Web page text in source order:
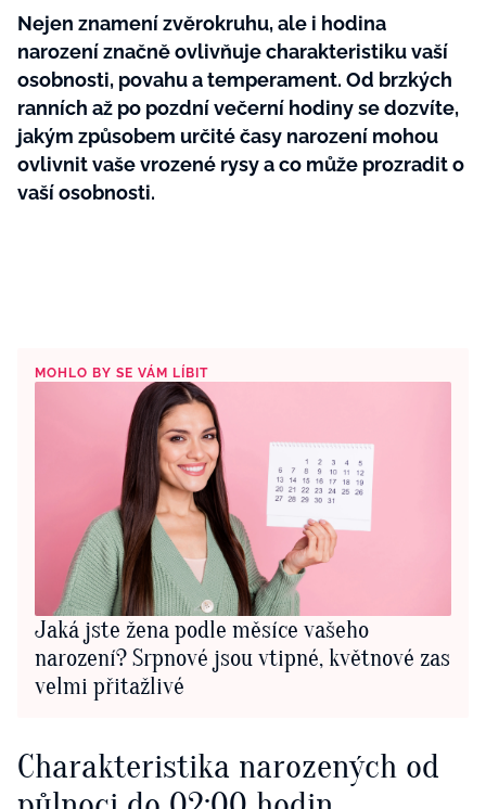
Nejen znamení zvěrokruhu, ale i hodina
narození značně ovlivňuje charakteristiku vaší
osobnosti, povahu a temperament. Od brzkých
ranních až po pozdní večerní hodiny se dozvíte,
jakým způsobem určité časy narození mohou
ovlivnit vaše vrozené rysy a co může prozradit o
vaší osobnosti.
MOHLO BY SE VÁM LÍBIT
Jaká jste žena podle měsíce vašeho
narození? Srpnové jsou vtipné, květnové zas
velmi přitažlivé
Charakteristika narozených od